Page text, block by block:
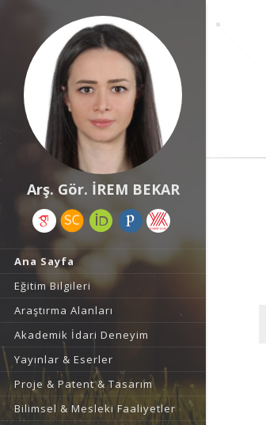
Arş. Gör. İREM BEKAR
Ana Sayfa
Eğitim Bilgileri
Araştırma Alanları
Akademik İdari Deneyim
Yayınlar & Eserler
Proje & Patent & Tasarım
Bilimsel & Mesleki Faaliyetler